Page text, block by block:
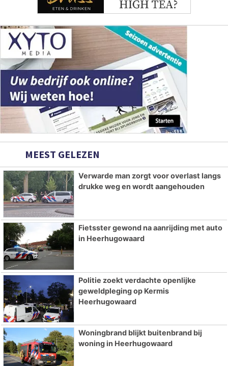
MEEST GELEZEN
Verwarde man zorgt voor overlast langs
drukke weg en wordt aangehouden
Fietsster gewond na aanrijding met auto
in Heerhugowaard
Politie zoekt verdachte openlijke
geweldpleging op Kermis
Heerhugowaard
Woningbrand blijkt buitenbrand bij
woning in Heerhugowaard